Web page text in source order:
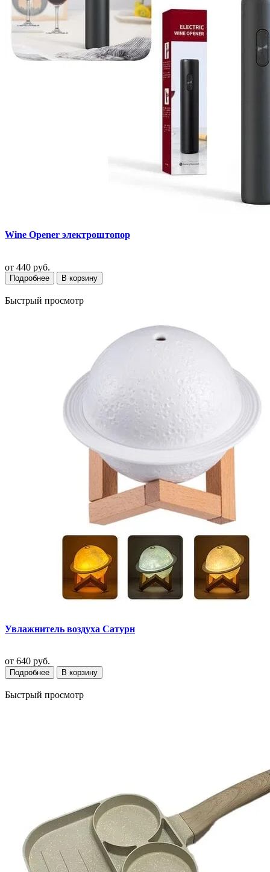
Wine Opener электроштопор
от 440 руб.
Подробнее В корзину
Быстрый просмотр
Увлажнитель воздуха Сатурн
от 640 руб.
Подробнее В корзину
Быстрый просмотр